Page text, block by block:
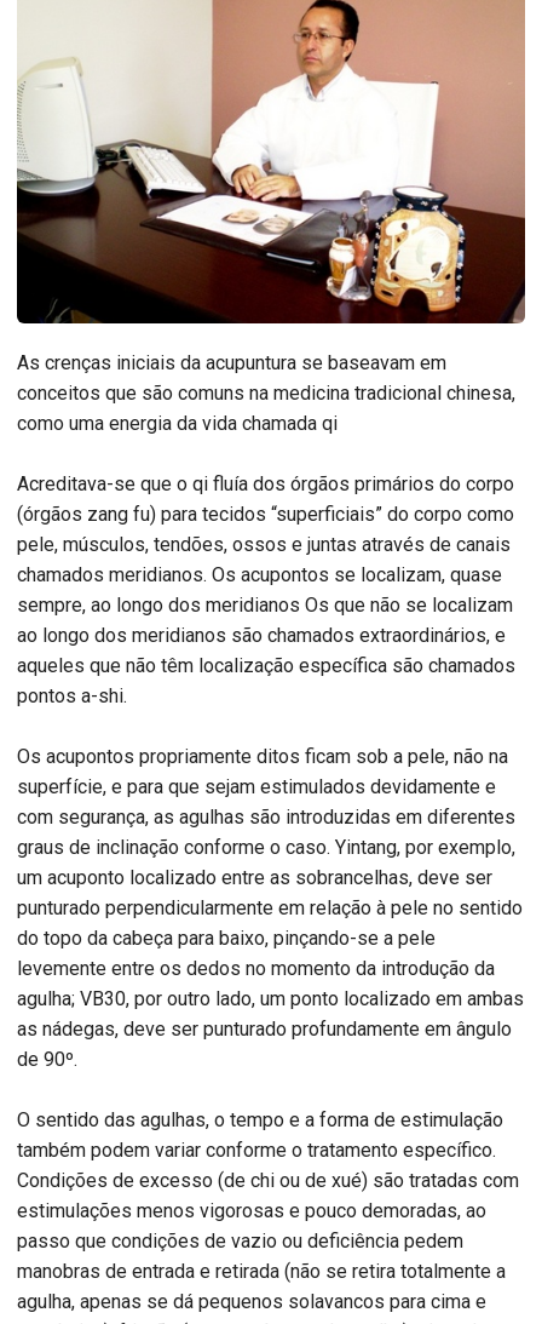
As crenças iniciais da acupuntura se baseavam em
conceitos que são comuns na medicina tradicional chinesa,
como uma energia da vida chamada qi
Acreditava-se que o qi fluía dos órgãos primários do corpo
(órgãos zang fu) para tecidos “superficiais” do corpo como
pele, músculos, tendões, ossos e juntas através de canais
chamados meridianos. Os acupontos se localizam, quase
sempre, ao longo dos meridianos Os que não se localizam
ao longo dos meridianos são chamados extraordinários, e
aqueles que não têm localização específica são chamados
pontos a-shi.
Os acupontos propriamente ditos ficam sob a pele, não na
superfície, e para que sejam estimulados devidamente e
com segurança, as agulhas são introduzidas em diferentes
graus de inclinação conforme o caso. Yintang, por exemplo,
um acuponto localizado entre as sobrancelhas, deve ser
punturado perpendicularmente em relação à pele no sentido
do topo da cabeça para baixo, pinçando-se a pele
levemente entre os dedos no momento da introdução da
agulha; VB30, por outro lado, um ponto localizado em ambas
as nádegas, deve ser punturado profundamente em ângulo
de 90º.
O sentido das agulhas, o tempo e a forma de estimulação
também podem variar conforme o tratamento específico.
Condições de excesso (de chi ou de xué) são tratadas com
estimulações menos vigorosas e pouco demoradas, ao
passo que condições de vazio ou deficiência pedem
manobras de entrada e retirada (não se retira totalmente a
agulha, apenas se dá pequenos solavancos para cima e